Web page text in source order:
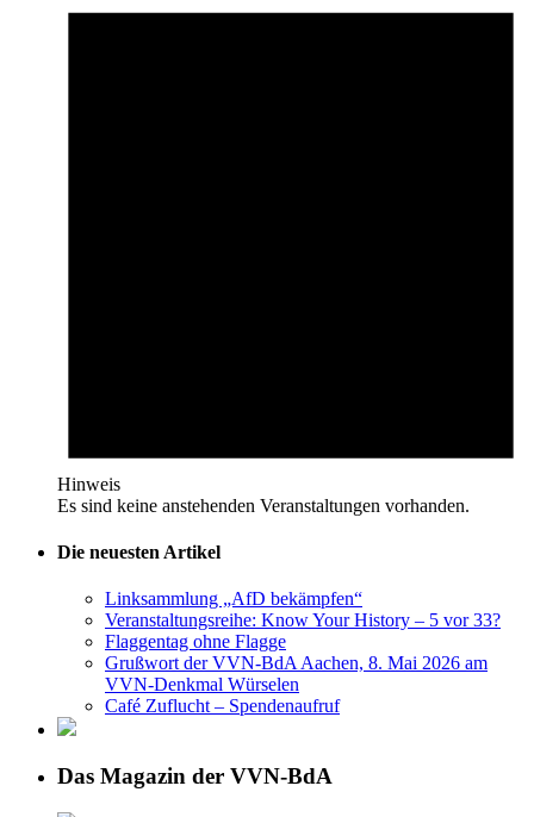
Hinweis
Es sind keine anstehenden Veranstaltungen vorhanden.
Die neuesten Artikel
Linksammlung „AfD bekämpfen“
Veranstaltungsreihe: Know Your History – 5 vor 33?
Flaggentag ohne Flagge
Grußwort der VVN-BdA Aachen, 8. Mai 2026 am
VVN-Denkmal Würselen
Café Zuflucht – Spendenaufruf
Das Magazin der VVN-BdA